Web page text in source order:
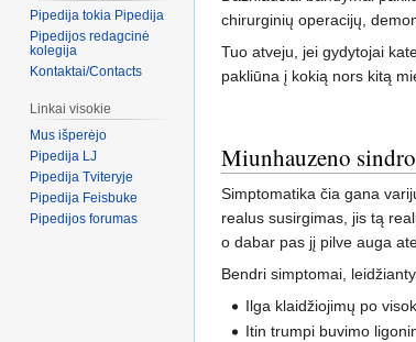
chirurginių operacijų,
Tuo atveju, jei gydytojai
pakliūna į kokią nors kitą
Miunhauzeno
Simptomatika čia gana
realus susirgimas, jis tą
o dabar pas jį pilve auga
Bendri simptomai,
Ilga klaidžiojimų po
Itin trumpi buvimo
Pipedija tokia Pipedija
Pipedijos redagcinė
kolegija
Kontaktai/Contacts
Linkai visokie
Mus išperėjo
Pipedija LJ
Pipedija Tviteryje
Pipedija Feisbuke
Pipedijos forumas